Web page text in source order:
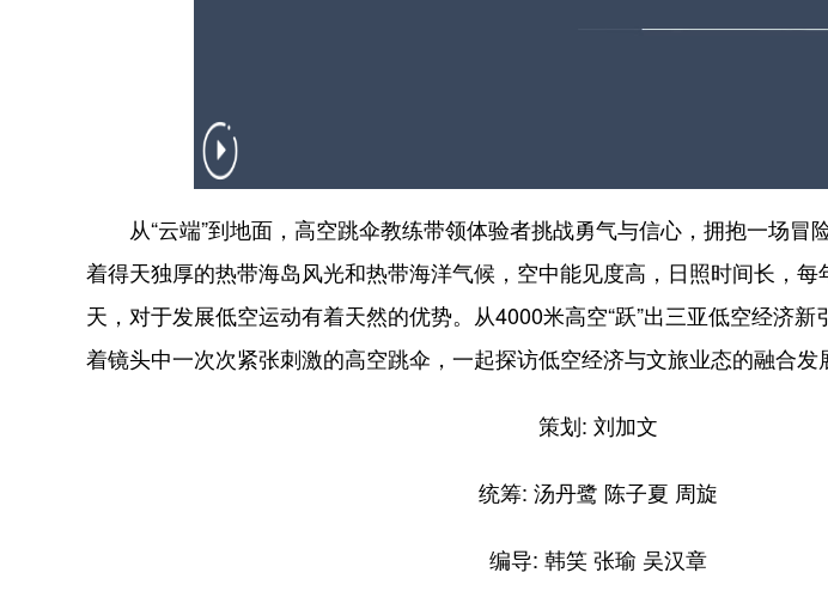
从“云端”到地面，高空跳伞教练带领体验者挑战勇气与信心，拥抱一场
着得天独厚的热带海岛风光和热带海洋气候，空中能见度高，日照时间长，每
天，对于发展低空运动有着天然的优势。从4000米高空“跃”出三亚低空经济
着镜头中一次次紧张刺激的高空跳伞，一起探访低空经济与文旅业态的融合发
策划: 刘加文
统筹: 汤丹鹭 陈子夏 周旋
编导: 韩笑 张瑜 吴汉章